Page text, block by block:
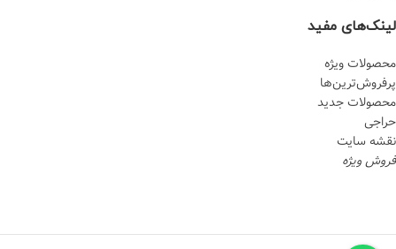
لینک‌های مفید
محصولات ویژه
پرفروش‌‌ترین‌ها
محصولات جدید
حراجی
نقشه سایت
فروش ویژه